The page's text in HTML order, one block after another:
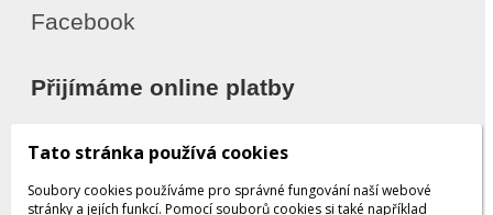
Facebook
Přijímáme online platby
Tato stránka používá cookies
Soubory cookies používáme pro správné fungování naší webové
stránky a jejích funkcí. Pomocí souborů cookies si také například